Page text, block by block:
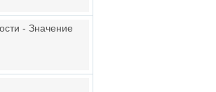
- Значение